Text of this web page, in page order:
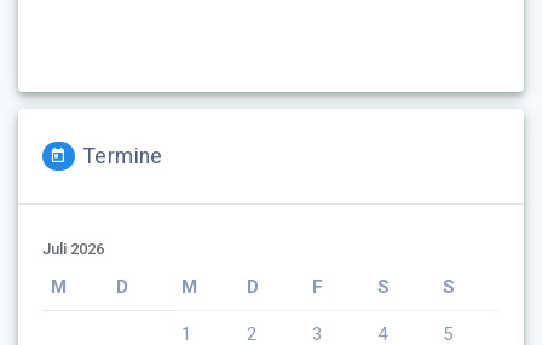
Termine
Juli 2026
M D M D F S S
1 2 3 4 5